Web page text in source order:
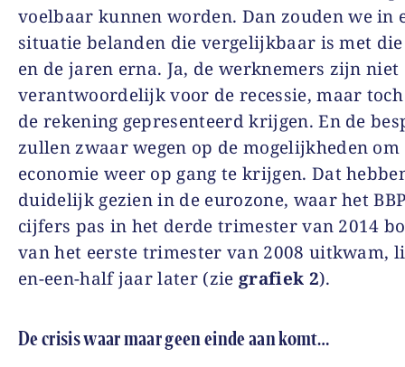
voelbaar kunnen worden. Dan zouden we in
situatie belanden die vergelijkbaar is met
en de jaren erna. Ja, de werknemers zijn niet
verantwoordelijk voor de recessie, maar
de rekening gepresenteerd krijgen. En de
zullen zwaar wegen op de mogelijkheden om
economie weer op gang te krijgen. Dat
duidelijk gezien in de eurozone, waar het
cijfers pas in het derde trimester van 2014
van het eerste trimester van 2008 uitkwam,
en-een-half jaar later (zie grafiek 2).
De crisis waar maar geen einde aan komt…